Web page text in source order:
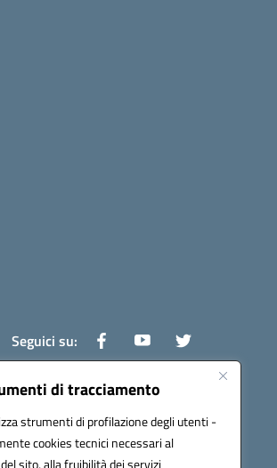
di tracciamento
strumenti di profilazione degli utenti -
cookies tecnici necessari al
sito, alla fruibilità dei servizi
Seguici su: